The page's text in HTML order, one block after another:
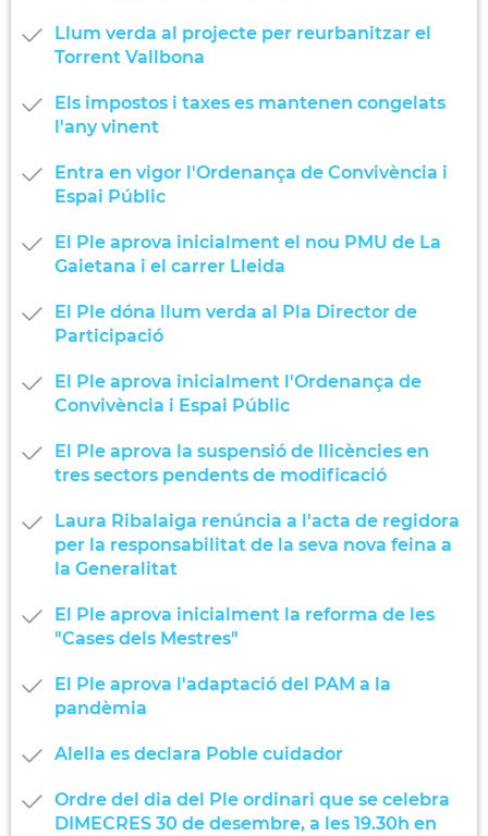
Llum verda al projecte per reurbanitzar el
Torrent Vallbona
Els impostos i taxes es mantenen congelats
l'any vinent
Entra en vigor l'Ordenança de Convivència i
Espai Públic
El Ple aprova inicialment el nou PMU de La
Gaietana i el carrer Lleida
El Ple dóna llum verda al Pla Director de
Participació
El Ple aprova inicialment l'Ordenança de
Convivència i Espai Públic
El Ple aprova la suspensió de llicències en
tres sectors pendents de modificació
Laura Ribalaiga renúncia a l'acta de regidora
per la responsabilitat de la seva nova feina a
la Generalitat
El Ple aprova inicialment la reforma de les
"Cases dels Mestres"
El Ple aprova l'adaptació del PAM a la
pandèmia
Alella es declara Poble cuidador
Ordre del dia del Ple ordinari que se celebra
DIMECRES 30 de desembre, a les 19.30h en